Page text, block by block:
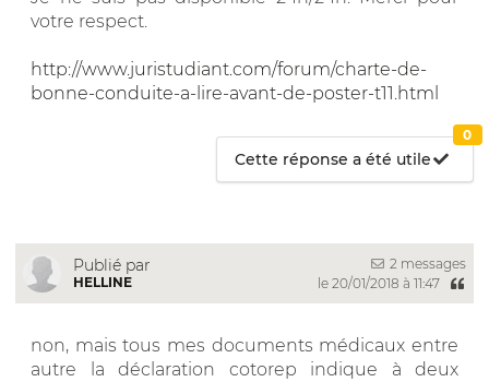
votre respect.
http://www.juristudiant.com/forum/charte-de-
bonne-conduite-a-lire-avant-de-poster-t11.html
Cette réponse a été utile
0
Publié par
HELLINE
2 messages
le 20/01/2018 à 11:47
non, mais tous mes documents médicaux entre
autre la déclaration cotorep indique à deux